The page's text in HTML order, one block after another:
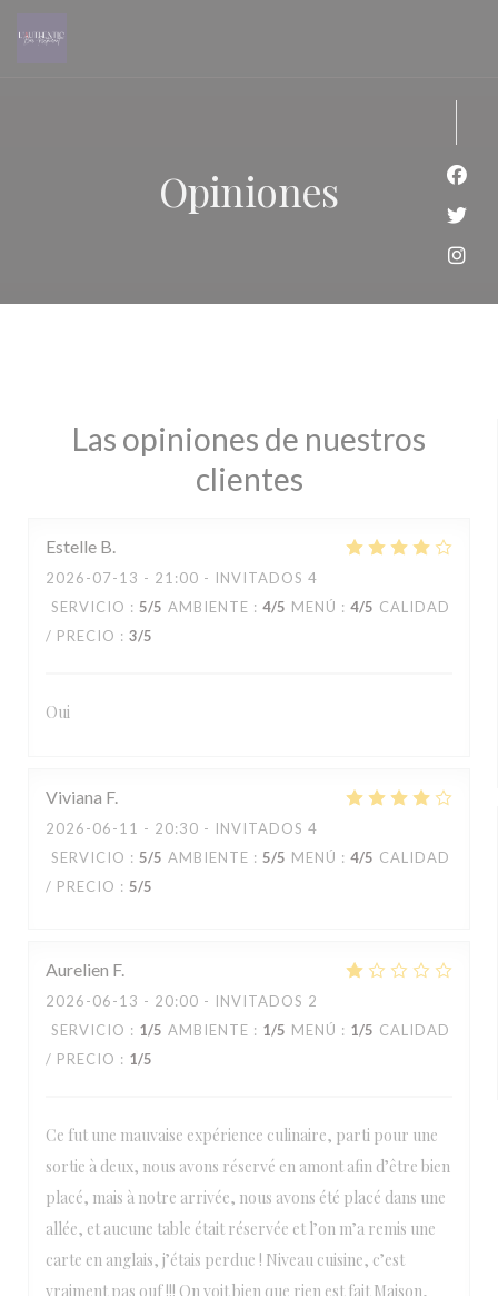
Opiniones
Las opiniones de nuestros
clientes
Estelle B
2026-07-13 - 21:00 - INVITADOS 4
SERVICIO : 5/5 AMBIENTE : 4/5 MENÚ : 4/5 CALIDAD
/ PRECIO : 3/5
Oui
Viviana F
2026-06-11 - 20:30 - INVITADOS 4
SERVICIO : 5/5 AMBIENTE : 5/5 MENÚ : 4/5 CALIDAD
/ PRECIO : 5/5
Aurelien F
2026-06-13 - 20:00 - INVITADOS 2
SERVICIO : 1/5 AMBIENTE : 1/5 MENÚ : 1/5 CALIDAD
/ PRECIO : 1/5
Ce fut une mauvaise expérience culinaire, parti pour une
sortie à deux, nous avons réservé en amont afin d’être bien
placé, mais à notre arrivée, nous avons été placé dans une
allée, et aucune table était réservée et l’on m’a remis une
carte en anglais, j’étais perdue ! Niveau cuisine, c’est
vraiment pas ouf !!! On voit bien que rien est fait Maison,